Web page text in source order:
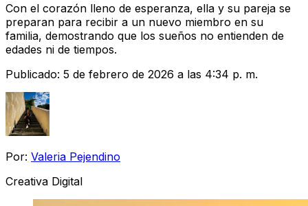
Con el corazón lleno de esperanza, ella y su pareja se
preparan para recibir a un nuevo miembro en su
familia, demostrando que los sueños no entienden de
edades ni de tiempos.
Publicado: 5 de febrero de 2026 a las 4:34 p. m.
Por: Valeria Pejendino
Creativa Digital